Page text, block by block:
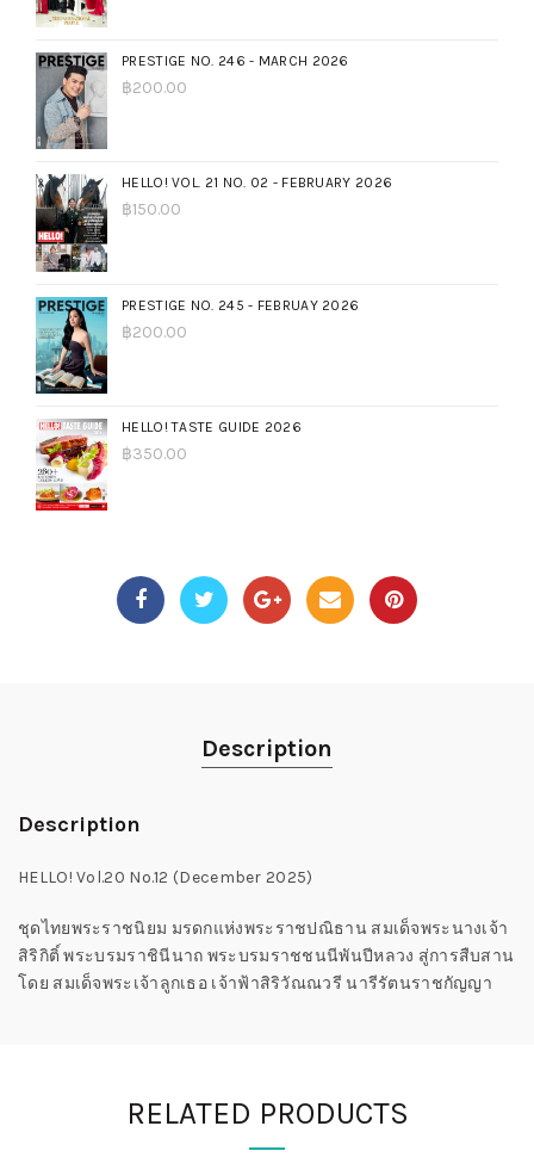
PRESTIGE NO. 246 - MARCH 2026
฿200.00
HELLO! VOL. 21 NO. 02 - FEBRUARY 2026
฿150.00
PRESTIGE NO. 245 - FEBRUAY 2026
฿200.00
HELLO! TASTE GUIDE 2026
฿350.00
Description
Description
HELLO! Vol.20 No.12 (December 2025)
ชุดไทยพระราชนิยม มรดกแห่งพระราชปณิธาน สมเด็จพระนางเจ้า
สิริกิติ์ พระบรมราชินีนาถ พระบรมราชชนนีพันปีหลวง สู่การสืบสาน
โดย สมเด็จพระเจ้าลูกเธอ เจ้าฟ้าสิริวัณณวรี นารีรัตนราชกัญญา
RELATED PRODUCTS